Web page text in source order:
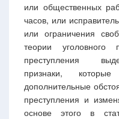
или общественных
часов, или
или ограничения
теории уголовного
преступления
признаки,
дополнительные
преступления и
основе этого в